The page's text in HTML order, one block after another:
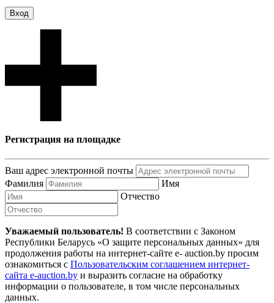
Вход
Регистрация на площадке
Ваш адрес электронной почты
Фамилия
Имя
Отчество
Уважаемый пользователь! В соответствии с Законом
Республики Беларусь «О защите персональных данных» для
продолжения работы на интернет-сайте e- auction.by просим
ознакомиться с Пользовательским соглашением интернет-
сайта e-auction.by и выразить согласие на обработку
информации о пользователе, в том числе персональных
данных.